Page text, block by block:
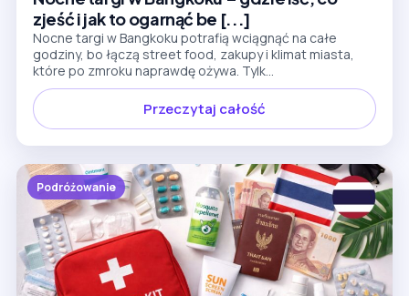
zjeść i jak to ogarnąć be [...]
Nocne targi w Bangkoku potrafią wciągnąć na całe
godziny, bo łączą street food, zakupy i klimat miasta,
które po zmroku naprawdę ożywa. Tylk...
Przeczytaj całość
Podróżowanie